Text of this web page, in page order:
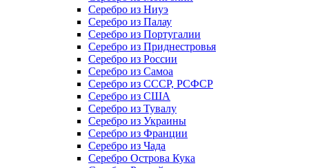
Серебро из Ниуэ
Серебро из Палау
Серебро из Португалии
Серебро из Приднестровья
Серебро из России
Серебро из Самоа
Серебро из СССР, РСФСР
Серебро из США
Серебро из Тувалу
Серебро из Украины
Серебро из Франции
Серебро из Чада
Серебро Острова Кука